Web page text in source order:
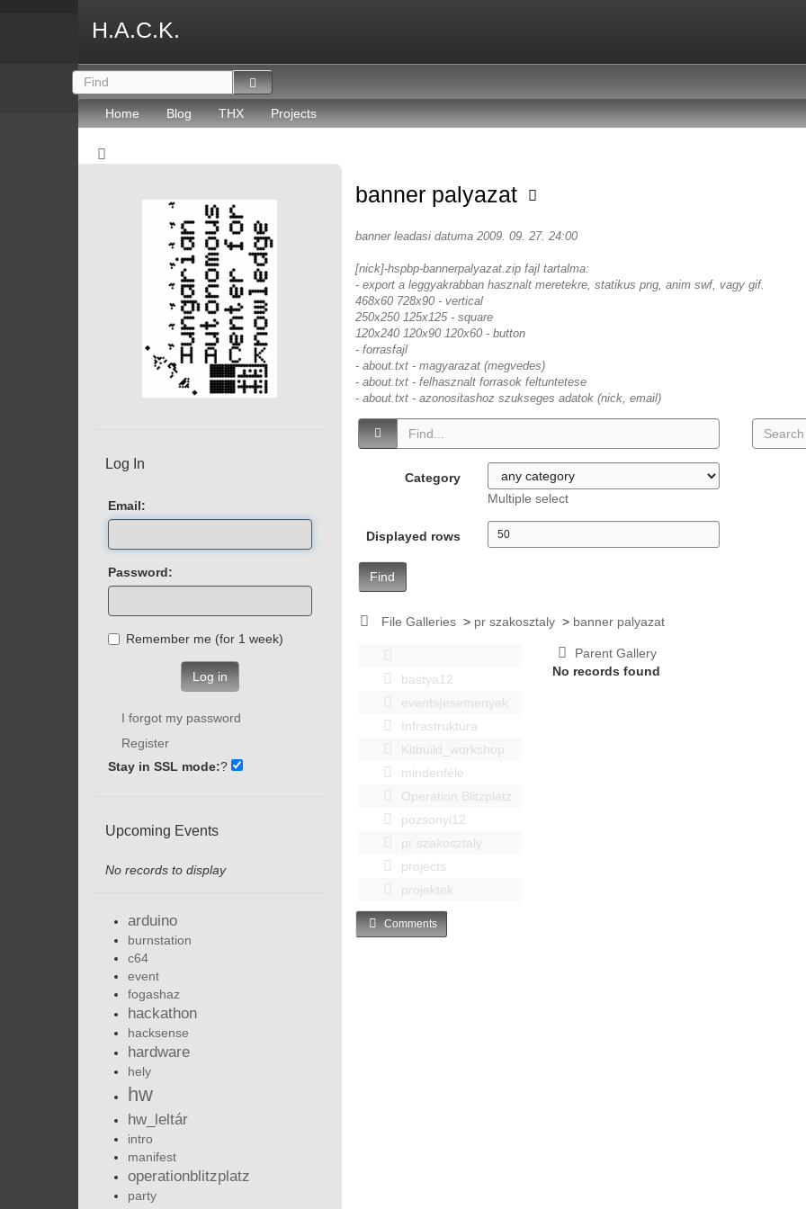
H.A.C.K.
Home Blog THX Projects
banner palyazat
banner leadasi datuma 2009. 09. 27. 24:00
[nick]-hspbp-bannerpalyazat.zip fajl tartalma:
- export a leggyakrabban hasznalt meretekre, statikus png, anim swf, vagy gif.
468x60 728x90 - vertical
250x250 125x125 - square
120x240 120x90 120x60 - button
- forrasfajl
- about.txt - magyarazat (megvedes)
- about.txt - felhasznalt forrasok feltuntetese
- about.txt - azonositashoz szukseges adatok (nick, email)
Category
Multiple select
Displayed rows
Find
File Galleries > pr szakosztaly > banner palyazat
bastya12
events|esemenyek
Infrastruktúra
Kitbuild_workshop
mindenféle
Operation Blitzplatz
pozsonyi12
pr szakosztaly
projects
projektek
Parent Gallery
No records found
Comments
Log In
Email:
Password:
Remember me (for 1 week)
Log in
I forgot my password
Register
Stay in SSL mode:?
Upcoming Events
No records to display
arduino
burnstation
c64
event
fogashaz
hackathon
hacksense
hardware
hely
hw
hw_leltár
intro
manifest
operationblitzplatz
party